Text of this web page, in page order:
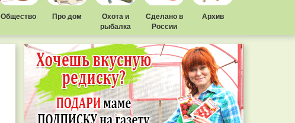
Общество Про дом
Охота и
рыбалка
Сделано в
России
Архив